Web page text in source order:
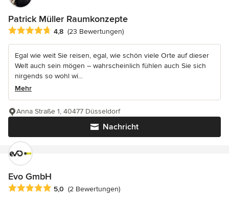
Patrick Müller Raumkonzepte
Durchschnittliche Bewertung: 4.8 von 5 Sternen
4,8 (23 Bewertungen)
Egal wie weit Sie reisen, egal, wie schön viele Orte auf dieser
Welt auch sein mögen – wahrscheinlich fühlen auch Sie sich
nirgends so wohl wi...
Mehr
Nachricht
Anna Straße 1, 40477 Düsseldorf
Evo GmbH
Durchschnittliche Bewertung: 5 von 5 Sternen
5,0 (2 Bewertungen)